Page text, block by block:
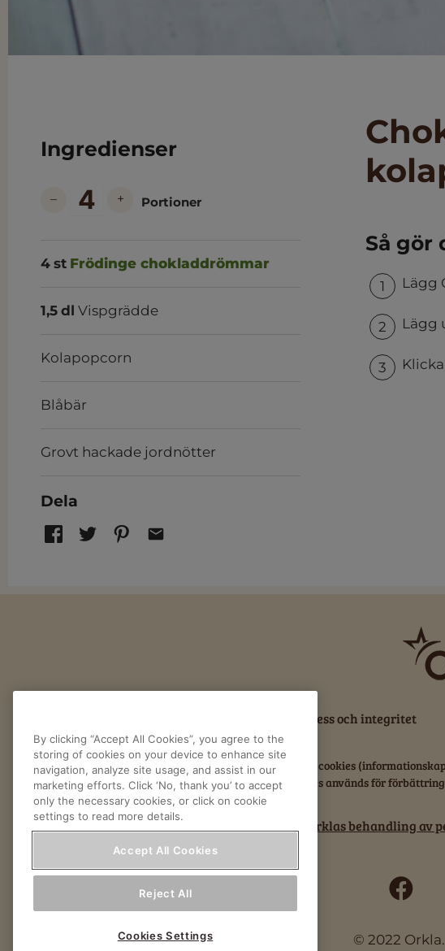
Ingredienser
– +
4 st Frödinge chokladdrömmar
1,5 dl Vispgrädde
Kolapopcorn
Blåbär
Grovt hackade jordnötter
Dela
Så gör
Lägg
Lägg
Sekretess och integritet
Vår webbplats placerar cookies
inställningar. Cookies används för
Läs mer om Orklas behandling
F
a
© 2022
By clicking “Accept All Cookies”, you agree to the
storing of cookies on your device to enhance site
navigation, analyze site usage, and assist in our
marketing efforts. Click ‘No, thank you’ to accept
only the necessary cookies, or click on cookie
settings to read more details.
Accept All Cookies
Reject All
Cookies Settings